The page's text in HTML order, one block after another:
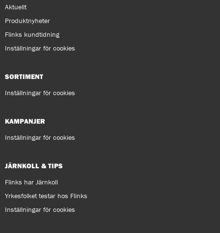
Aktuellt
Produktnyheter
Flinks kundtidning
Inställningar för cookies
SORTIMENT
Inställningar för cookies
KAMPANJER
Inställningar för cookies
JÄRNKOLL & TIPS
Flinks har Järnkoll
Yrkesfolket testar hos Flinks
Inställningar för cookies